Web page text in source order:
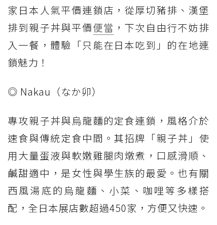
家日本人氣平價連鎖店，從厚切豬排、漢堡
排到親子丼與平價便當 ，下次自由行不妨排
入一餐，體驗「只能在日本吃到」的在地連
鎖魅力！
◎ Nakau（なか卯）
專攻親子丼與烏龍麵的定食連鎖，風格介於
速食與傳統定食中間。其招牌「親子丼」使
用大量蛋液與軟嫩雞腿肉燉煮，口感滑順、
鹹甜適中，是女性與學生族的最愛。也有關
西風湯底的烏龍麵、小菜、咖哩等多樣搭
配，全日本展店數超過450家，方便又快速。